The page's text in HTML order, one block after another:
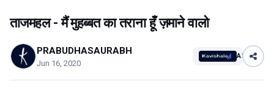
ताजमहल - मैं मुहब्बत का तराना हूँ ज़माने वालो
PRABUDHASAURABH
Jun 16, 2020
AI